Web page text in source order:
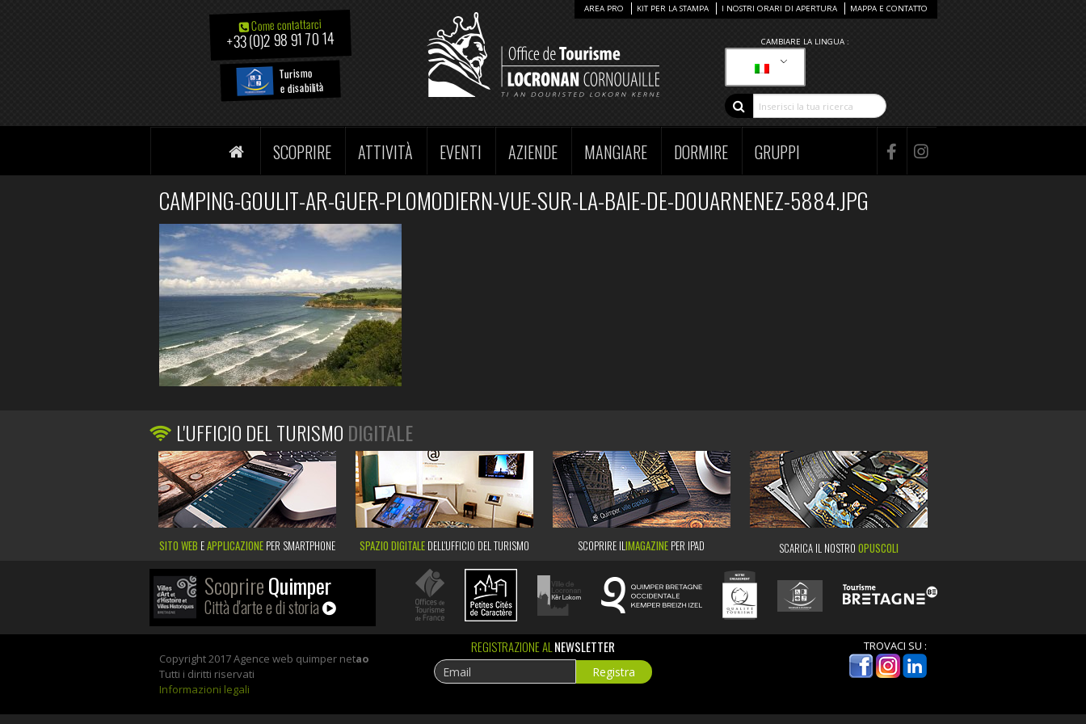
Come contattarci
+33 (0)2 98 91 70 14
Turismo
e disabilità
CAMBIARE LA LINGUA :
AREA PRO KIT PER LA STAMPA I NOSTRI ORARI DI APERTURA MAPPA E CONTATTO
SCOPRIRE ATTIVITÀ EVENTI AZIENDE MANGIARE DORMIRE GRUPPI
CAMPING-GOULIT-AR-GUER-PLOMODIERN-VUE-SUR-LA-BAIE-DE-DOUARNENEZ-5884.JPG
L'UFFICIO DEL TURISMO DIGITALE
SITO WEB EAPPLICAZIONE PER SMARTPHONE SPAZIO DIGITALE DELL'UFFICIO DEL TURISMO SCOPRIRE ILIMAGAZINE PER IPAD SCARICA IL NOSTRO OPUSCOLI
ScoprireQuimper
Città d'arte e di storia
Copyright 2017 Agence web quimper netao
Tutti i diritti riservati
Informazioni legali
REGISTRAZIONE AL NEWSLETTER TROVACI SU :